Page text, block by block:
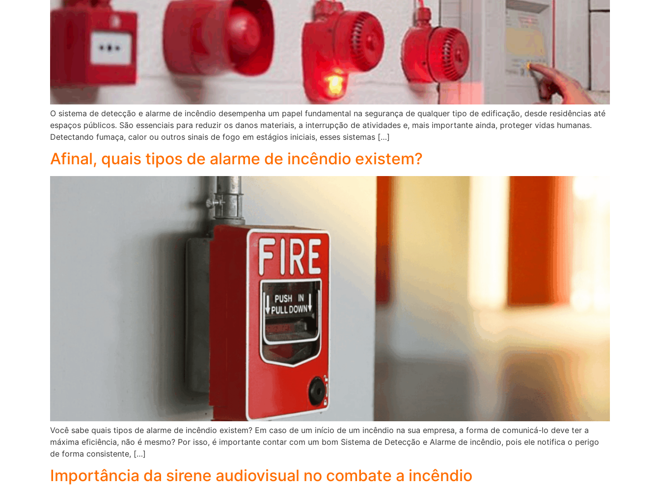
O sistema de detecção e alarme de incêndio desempenha um papel fundamental na segurança de qualquer tipo de edificação, desde residências até
espaços públicos. São essenciais para reduzir os danos materiais, a interrupção de atividades e, mais importante ainda, proteger vidas humanas.
Detectando fumaça, calor ou outros sinais de fogo em estágios iniciais, esses sistemas […]
Afinal, quais tipos de alarme de incêndio existem?
Você sabe quais tipos de alarme de incêndio existem? Em caso de um início de um incêndio na sua empresa, a forma de comunicá-lo deve ter a
máxima eficiência, não é mesmo? Por isso, é importante contar com um bom Sistema de Detecção e Alarme de incêndio, pois ele notifica o perigo
de forma consistente, […]
Importância da sirene audiovisual no combate a incêndio